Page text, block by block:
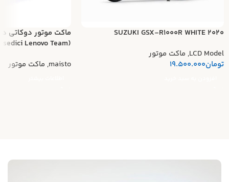
SUZUKI GSX-R1000R WHITE 2020
LCD Model
, ماکت موتور
تومان19.500.000
ماکت موتور دوکاتی
(Ducati Desmosedici Lenovo Team)
maisto
, ماکت موتور